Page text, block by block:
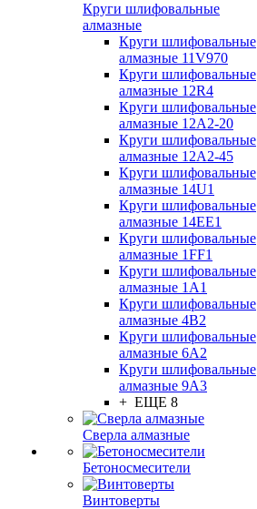
Круги шлифовальные
алмазные
Круги шлифовальные
алмазные 11V970
Круги шлифовальные
алмазные 12R4
Круги шлифовальные
алмазные 12А2-20
Круги шлифовальные
алмазные 12А2-45
Круги шлифовальные
алмазные 14U1
Круги шлифовальные
алмазные 14ЕЕ1
Круги шлифовальные
алмазные 1FF1
Круги шлифовальные
алмазные 1А1
Круги шлифовальные
алмазные 4В2
Круги шлифовальные
алмазные 6A2
Круги шлифовальные
алмазные 9А3
+ ЕЩЕ 8
Сверла алмазные
Бетоносмесители
Винтоверты